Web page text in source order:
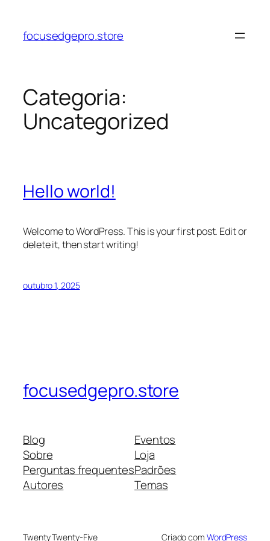
focusedgepro.store
Categoria:
Uncategorized
Hello world!
Welcome to WordPress. This is your first post. Edit or
delete it, then start writing!
outubro 1, 2025
focusedgepro.store
Blog
Sobre
Perguntas frequentes
Autores
Eventos
Loja
Padrões
Temas
Twenty Twenty-Five Criado com WordPress